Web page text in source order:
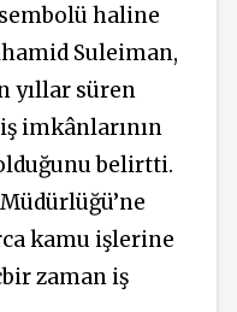
haline
Suleiman,
yıllar süren
imkânlarının
belirtti.
kamu işlerine
zaman iş